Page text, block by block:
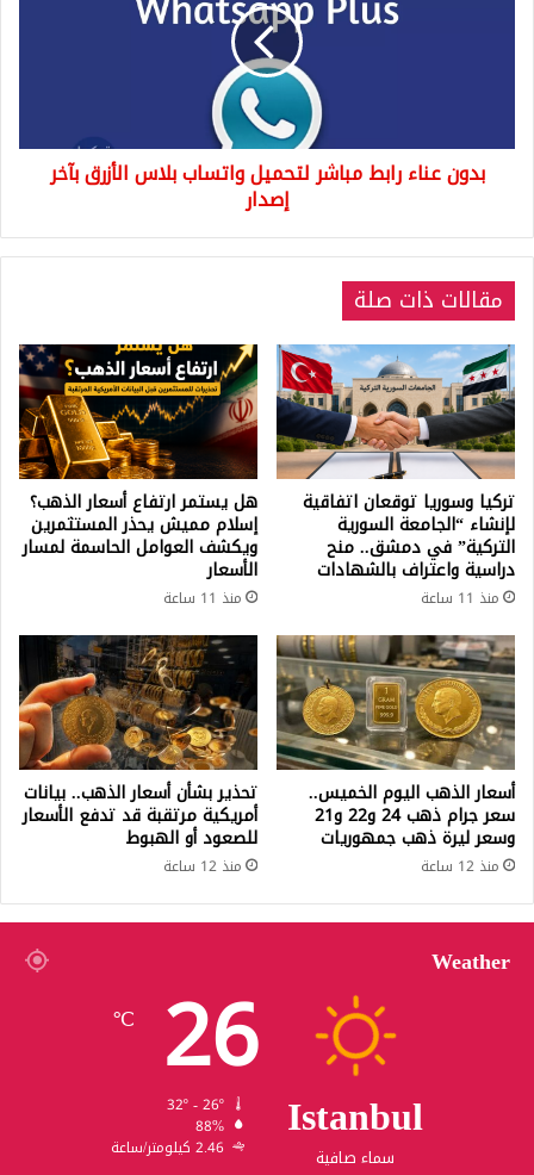
بآخر
إصداربدون عناء رابط مباشر لتحميل واتساب بلاس الأزرق بآخر
إصدار
مقالات ذات صلة
تركيا وسوريا توقعان اتفاقية
لإنشاء “الجامعة السورية
التركية” في دمشق.. منح
دراسية واعتراف بالشهادات
منذ 11 ساعة
هل يستمر ارتفاع أسعار الذهب؟
إسلام مميش يحذر المستثمرين
ويكشف العوامل الحاسمة لمسار
الأسعار
منذ 11 ساعة
أسعار الذهب اليوم الخميس..
سعر جرام ذهب 24 و22 و21
وسعر ليرة ذهب جمهوريات
منذ 12 ساعة
تحذير بشأن أسعار الذهب.. بيانات
أمريكية مرتقبة قد تدفع الأسعار
للصعود أو الهبوط
منذ 12 ساعة
Weather
Istanbul
سماء صافية
26
℃
88%
2.46 كيلومتر/ساعة